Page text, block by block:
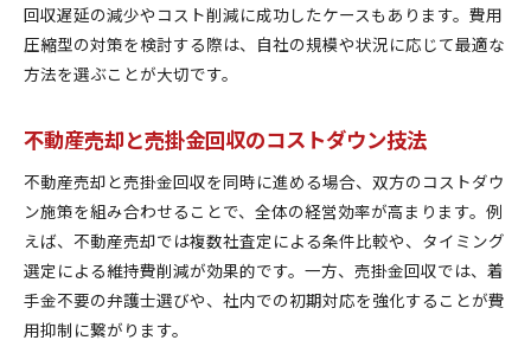
回収遅延の減少やコスト削減に成功したケースもあります。費用
圧縮型の対策を検討する際は、自社の規模や状況に応じて最適な
方法を選ぶことが大切です。
不動産売却と売掛金回収のコストダウン技法
不動産売却と売掛金回収を同時に進める場合、双方のコストダウ
ン施策を組み合わせることで、全体の経営効率が高まります。例
えば、不動産売却では複数社査定による条件比較や、タイミング
選定による維持費削減が効果的です。一方、売掛金回収では、着
手金不要の弁護士選びや、社内での初期対応を強化することが費
用抑制に繋がります。